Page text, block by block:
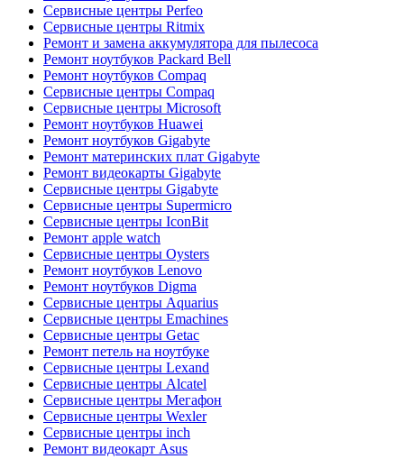
Сервисные центры Perfeo
Сервисные центры Ritmix
Ремонт и замена аккумулятора для пылесоса
Ремонт ноутбуков Packard Bell
Ремонт ноутбуков Compaq
Сервисные центры Compaq
Сервисные центры Microsoft
Ремонт ноутбуков Huawei
Ремонт ноутбуков Gigabyte
Ремонт материнских плат Gigabyte
Ремонт видеокарты Gigabyte
Сервисные центры Gigabyte
Сервисные центры Supermicro
Сервисные центры IconBit
Ремонт apple watch
Сервисные центры Oysters
Ремонт ноутбуков Lenovo
Ремонт ноутбуков Digma
Сервисные центры Aquarius
Сервисные центры Emachines
Сервисные центры Getac
Ремонт петель на ноутбуке
Сервисные центры Lexand
Сервисные центры Alcatel
Сервисные центры Мегафон
Сервисные центры Wexler
Сервисные центры inch
Ремонт видеокарт Asus